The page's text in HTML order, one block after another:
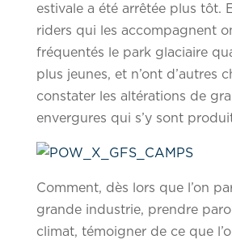
estivale a été arrêtée plus tôt.
riders qui les accompagnent
fréquentés le park glaciaire
plus jeunes, et n’ont d’autres
constater les altérations de
envergures qui s’y sont
Comment, dès lors que l’on
grande industrie, prendre
climat, témoigner de ce que